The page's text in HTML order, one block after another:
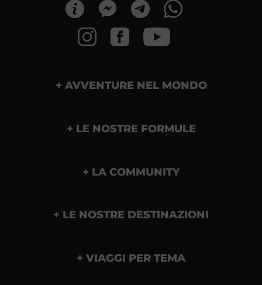
AVVENTURE NEL MONDO
LE NOSTRE FORMULE
LA COMMUNITY
LE NOSTRE DESTINAZIONI
VIAGGI PER TEMA